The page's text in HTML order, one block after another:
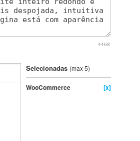
4468
Selecionadas (max 5)
WooCommerce [x]